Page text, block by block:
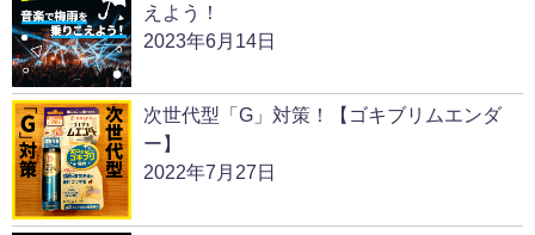
えよう！
2023年6月14日
次世代型「G」対策！【ゴキブリムエンダ
ー】
2022年7月27日